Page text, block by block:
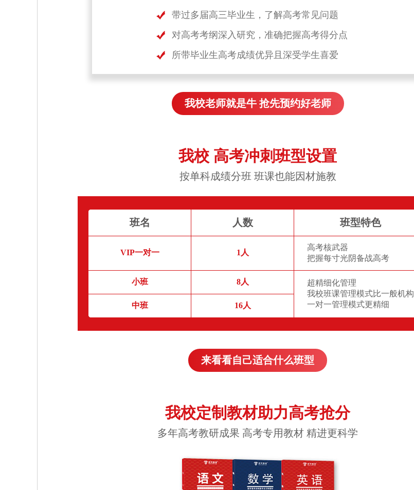
带过多届高三毕业生，了解高考常见问题
对高考考纲深入研究，准确把握高考得分点
所带毕业生高考成绩优异且深受学生喜爱
我校老师就是牛 抢先预约好老师
我校 高考冲刺班型设置
按单科成绩分班 班课也能因材施教
班名 人数 班型特色
VIP一对一 1人
高考核武器
把握每寸光阴备战高考
小班 8人
超精细化管理
我校班课管理模式比一般机构
一对一管理模式更精细
中班 16人
来看看自己适合什么班型
我校定制教材助力高考抢分
多年高考教研成果 高考专用教材 精进更科学